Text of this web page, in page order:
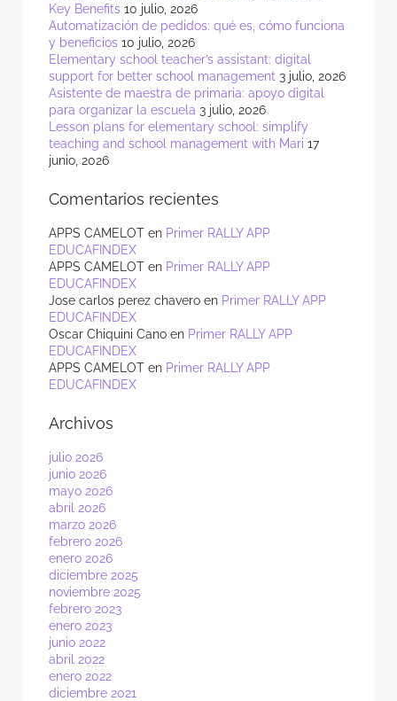
Key Benefits 10 julio, 2026
Automatización de pedidos: qué es, cómo funciona
y beneficios 10 julio, 2026
Elementary school teacher’s assistant: digital
support for better school management 3 julio, 2026
Asistente de maestra de primaria: apoyo digital
para organizar la escuela 3 julio, 2026
Lesson plans for elementary school: simplify
teaching and school management with Mari 17
junio, 2026
Comentarios recientes
APPS CAMELOT en Primer RALLY APP
EDUCAFINDEX
APPS CAMELOT en Primer RALLY APP
EDUCAFINDEX
Jose carlos perez chavero en Primer RALLY APP
EDUCAFINDEX
Oscar Chiquini Cano en Primer RALLY APP
EDUCAFINDEX
APPS CAMELOT en Primer RALLY APP
EDUCAFINDEX
Archivos
julio 2026
junio 2026
mayo 2026
abril 2026
marzo 2026
febrero 2026
enero 2026
diciembre 2025
noviembre 2025
febrero 2023
enero 2023
junio 2022
abril 2022
enero 2022
diciembre 2021